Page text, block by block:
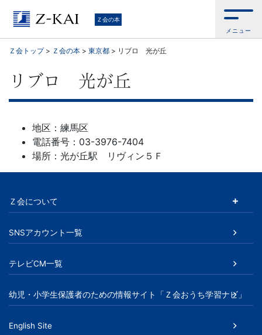
学
習
参
考
語
学
書、
幼
児・
Ｚ会の本
メニュー
Ｚ会トップ> Ｚ会の本 > 東京都 > リブロ 光が丘
リブロ 光が丘
地区：練馬区
電話番号：03-3976-7404
場所：光が丘駅 リヴィン５Ｆ
Ｚ会について
SNSアカウント一覧
テレビCM一覧
幼児・小学生保護者のための情報サイト「Ｚ会おうち学習ナビ」
English Site